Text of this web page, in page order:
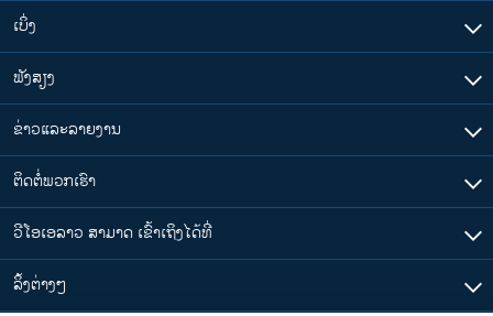
ເບິ່ງ
ຟັງສຽງ
ຂ່າວແລະລາຍງານ
ຕິດຕໍ່ພວກເຮົາ
ວີໂອເອລາວ ສາມາດ ເຂົ້າເຖິງໄດ້ທີ່
​ລິ້ງ​ຕ່າງໆ